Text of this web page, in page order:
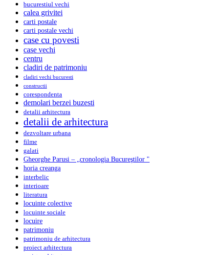
bucurestiul vechi
calea grivitei
carti postale
carti postale vechi
case cu povesti
case vechi
centru
cladiri de patrimoniu
cladiri vechi bucuresti
constructii
corespondenta
demolari berzei buzesti
detalii arhitectura
detalii de arhitectura
dezvoltare urbana
filme
galati
Gheorghe Parusi – „cronologia Bucureştilor "
horia creanga
interbelic
interioare
literatura
locuinte colective
locuinte sociale
locuire
patrimoniu
patrimoniu de arhitectura
proiect arhitectura